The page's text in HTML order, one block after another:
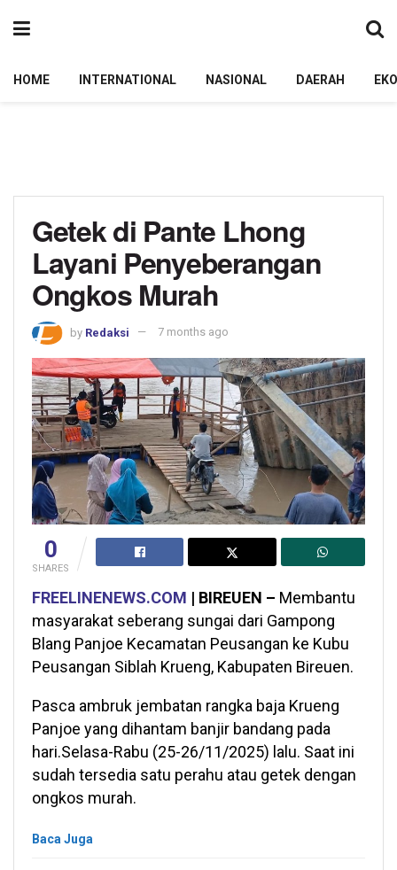
HOME INTERNATIONAL NASIONAL DAERAH
Getek di Pante Lhong
Layani Penyeberangan
Ongkos Murah
by Redaksi 7 months ago
0
SHARES
FREELINENEWS.COM | BIREUEN – Membantu
masyarakat seberang sungai dari Gampong
Blang Panjoe Kecamatan Peusangan ke Kubu
Peusangan Siblah Krueng, Kabupaten Bireuen.
Pasca ambruk jembatan rangka baja Krueng
Panjoe yang dihantam banjir bandang pada
hari.Selasa-Rabu (25-26/11/2025) lalu. Saat ini
sudah tersedia satu perahu atau getek dengan
ongkos murah.
Baca Juga